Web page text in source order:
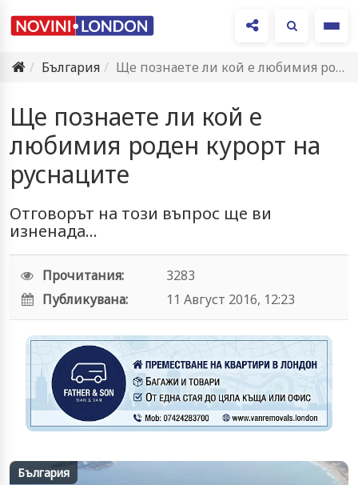
България
Ще познаете ли кой е любимия роден курорт на руснаците
Ще познаете ли кой е
любимия роден курорт на
руснаците
Отговорът на този въпрос ще ви
изненада...
Прочитания:
3283
Публикувана:
11 Август 2016, 12:23
България